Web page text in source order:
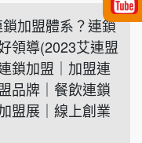
加盟體系？連鎖
領導(2023艾連盟
鎖加盟｜加盟連
品牌｜餐飲連鎖
盟展｜線上創業